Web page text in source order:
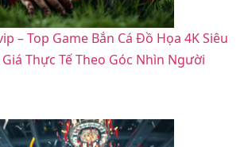
– Top Game Bắn Cá Đồ Họa 4K Siêu
Thực Tế Theo Góc Nhìn Người